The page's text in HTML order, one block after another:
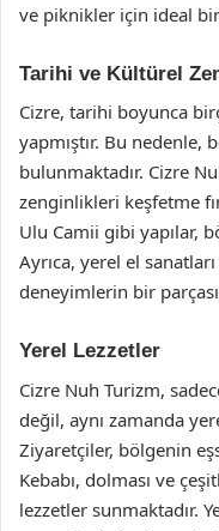
ve piknikler için ideal
Tarihi ve Kültürel
Cizre, tarihi boyunca
yapmıştır. Bu nedenle,
bulunmaktadır. Cizre
zenginlikleri keşfetme
Ulu Camii gibi yapılar,
Ayrıca, yerel el
deneyimlerin bir
Yerel Lezzetler
Cizre Nuh Turizm,
değil, aynı zamanda
Ziyaretçiler, bölgenin
Kebabı, dolması ve
lezzetler sunmaktadır.